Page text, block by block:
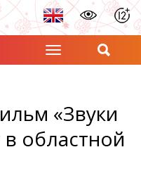
«Звуки
областной